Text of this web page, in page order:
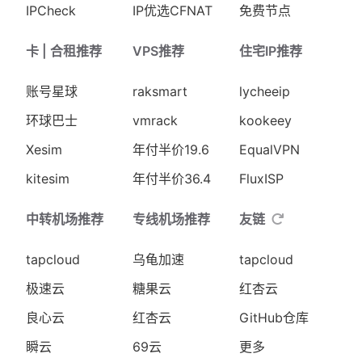
IPCheck IP优选CFNAT 免费节点
卡 | 合租推荐
账号星球
环球巴士
Xesim
kitesim
VPS推荐
raksmart
vmrack
年付半价19.6
年付半价36.4
住宅IP推荐
lycheeip
kookeey
EqualVPN
FluxISP
中转机场推荐
tapcloud
极速云
良心云
瞬云
专线机场推荐
乌龟加速
糖果云
红杏云
69云
友链
tapcloud
红杏云
GitHub仓库
更多